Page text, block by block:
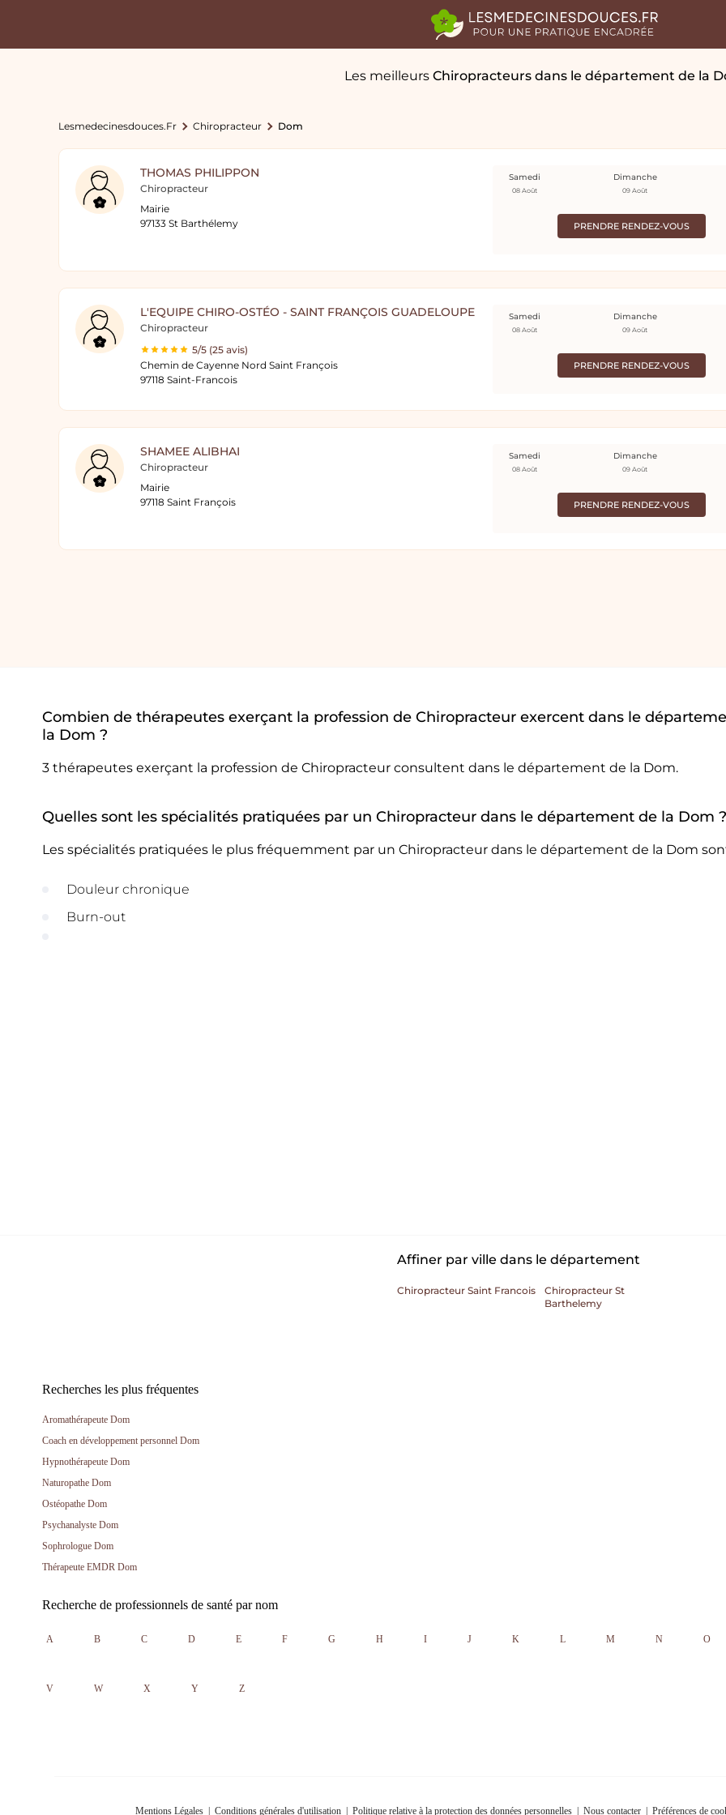
Les meilleurs Chiropracteurs dans le département de la
Lesmedecinesdouces.fr Chiropracteur Dom
THOMAS PHILIPPON
Chiropracteur
Mairie
97133 St Barthélemy
PRENDRE RENDEZ-VOUS
Samedi
08 Août
Dimanche
09 Août
L'EQUIPE CHIRO-OSTÉO - SAINT FRANÇOIS GUADELOUPE
Chiropracteur
5/5 (25 avis)
Chemin de Cayenne Nord Saint François
97118 Saint-Francois
PRENDRE RENDEZ-VOUS
Samedi
08 Août
Dimanche
09 Août
SHAMEE ALIBHAI
Chiropracteur
Mairie
97118 Saint François
PRENDRE RENDEZ-VOUS
Samedi
08 Août
Dimanche
09 Août
Combien de thérapeutes exerçant la profession de Chiropracteur exercent dans le
la Dom ?
3 thérapeutes exerçant la profession de Chiropracteur consultent dans le département de la Dom.
Quelles sont les spécialités pratiquées par un Chiropracteur dans le département de la Dom ?
Les spécialités pratiquées le plus fréquemment par un Chiropracteur dans le département de la Dom
Douleur chronique
Burn-out
Affiner par ville dans le département
Chiropracteur Saint Francois
Chiropracteur St
Barthelemy
Recherches les plus fréquentes
Aromathérapeute Dom
Coach en développement personnel Dom
Hypnothérapeute Dom
Naturopathe Dom
Ostéopathe Dom
Psychanalyste Dom
Sophrologue Dom
Thérapeute EMDR Dom
Recherche de professionnels de santé par nom
A B C D E F G H I J K L M N O
V W X Y Z
Mentions Légales Conditions générales d'utilisation Politique relative à la protection des données personnelles Nous contacter Préférences de